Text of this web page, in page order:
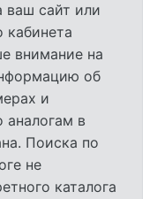
ваш сайт или
кабинета
внимание на
об
и
аналогам в
Поиска по
не
каталога